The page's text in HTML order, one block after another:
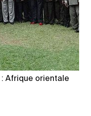
Afrique orientale